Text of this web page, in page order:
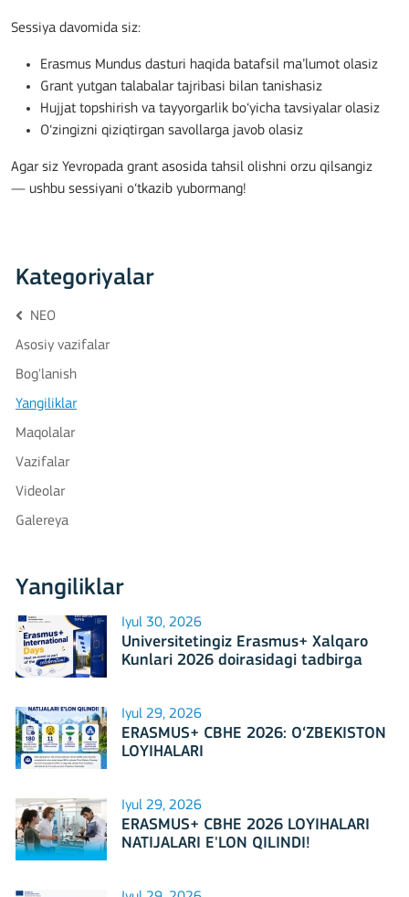
Sessiya davomida siz:
Erasmus Mundus dasturi haqida batafsil ma’lumot olasiz
Grant yutgan talabalar tajribasi bilan tanishasiz
Hujjat topshirish va tayyorgarlik bo‘yicha tavsiyalar olasiz
O‘zingizni qiziqtirgan savollarga javob olasiz
Agar siz Yevropada grant asosida tahsil olishni orzu qilsangiz
— ushbu sessiyani o‘tkazib yubormang!
Kategoriyalar
NEO
Asosiy vazifalar
Bog'lanish
Yangiliklar
Maqolalar
Vazifalar
Videolar
Galereya
Yangiliklar
Iyul 30, 2026
Universitetingiz Erasmus+ Xalqaro
Kunlari 2026 doirasidagi tadbirga
Iyul 29, 2026
ERASMUS+ CBHE 2026: O‘ZBEKISTON
LOYIHALARI
Iyul 29, 2026
ERASMUS+ CBHE 2026 LOYIHALARI
NATIJALARI E'LON QILINDI!